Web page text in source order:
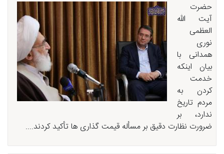
حضرت
آیت الله
العظمی
نوری
همدانی با
بیان اینکه
خدمت
کردن به
مردم تاریخ
ندارد، بر
ضرورت نظارت دقیق بر مسأله قیمت گذاری ها تأکید کردند....